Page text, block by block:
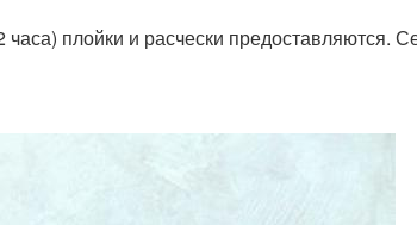
плойки и расчески предоставляются.